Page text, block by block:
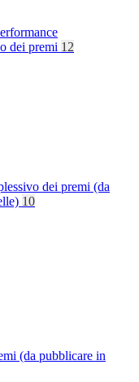
dei premi 12
dei premi (da
10
(da pubblicare in